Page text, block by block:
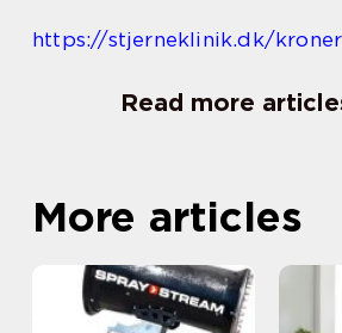
https://stjerneklinik.dk/
Read more
More articles